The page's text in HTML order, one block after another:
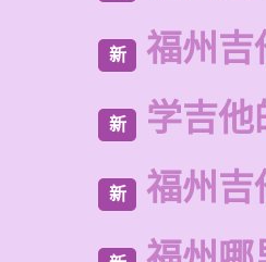
新 福州吉
新 学吉他
新 福州吉